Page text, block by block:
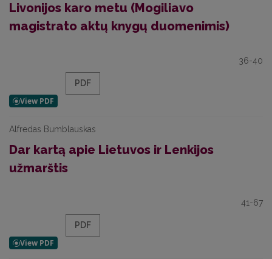
Livonijos karo metu (Mogiliavo
magistrato aktų knygų duomenimis)
36-40
PDF
Alfredas Bumblauskas
Dar kartą apie Lietuvos ir Lenkijos
užmarštis
41-67
PDF